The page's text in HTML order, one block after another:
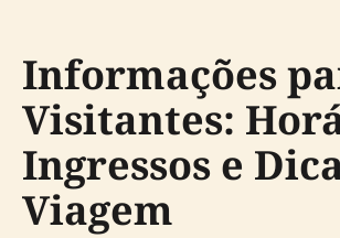
Informações
Visitantes:
Ingressos e
Viagem